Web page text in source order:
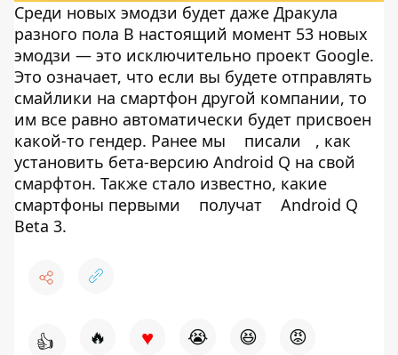
Среди новых эмодзи будет даже Дракула
разного пола В настоящий момент 53 новых
эмодзи — это исключительно проект Google.
Это означает, что если вы будете отправлять
смайлики на смартфон другой компании, то
им все равно автоматически будет присвоен
какой-то гендер. Ранее мы
писали
, как
установить бета-версию Android Q на свой
смарфтон. Также стало известно, какие
смартфоны первыми
получат
Android Q
Beta 3.
👍 🔥 ♥ 😭 😆 😡